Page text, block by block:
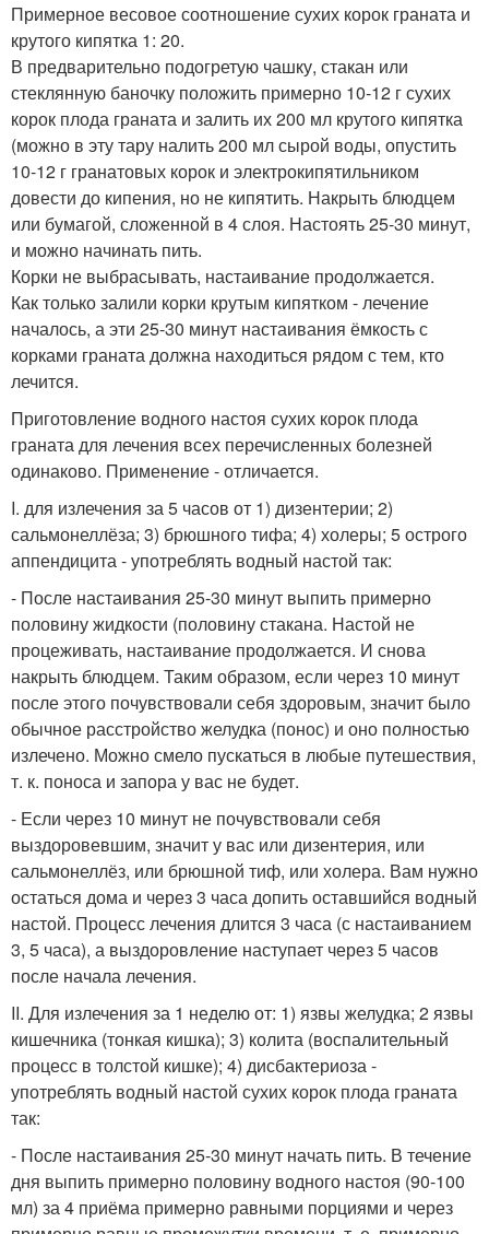
Примерное весовое соотношение сухих корок граната и
крутого кипятка 1: 20.
В предварительно подогретую чашку, стакан или
стеклянную баночку положить примерно 10-12 г сухих
корок плода граната и залить их 200 мл крутого кипятка
(можно в эту тару налить 200 мл сырой воды, опустить
10-12 г гранатовых корок и электрокипятильником
довести до кипения, но не кипятить. Накрыть блюдцем
или бумагой, сложенной в 4 слоя. Настоять 25-30 минут,
и можно начинать пить.
Корки не выбрасывать, настаивание продолжается.
Как только залили корки крутым кипятком - лечение
началось, а эти 25-30 минут настаивания ёмкость с
корками граната должна находиться рядом с тем, кто
лечится.
Приготовление водного настоя сухих корок плода
граната для лечения всех перечисленных болезней
одинаково. Применение - отличается.
I. для излечения за 5 часов от 1) дизентерии; 2)
сальмонеллёза; 3) брюшного тифа; 4) холеры; 5 острого
аппендицита - употреблять водный настой так:
- После настаивания 25-30 минут выпить примерно
половину жидкости (половину стакана. Настой не
процеживать, настаивание продолжается. И снова
накрыть блюдцем. Таким образом, если через 10 минут
после этого почувствовали себя здоровым, значит было
обычное расстройство желудка (понос) и оно полностью
излечено. Можно смело пускаться в любые путешествия,
т. к. поноса и запора у вас не будет.
- Если через 10 минут не почувствовали себя
выздоровевшим, значит у вас или дизентерия, или
сальмонеллёз, или брюшной тиф, или холера. Вам нужно
остаться дома и через 3 часа допить оставшийся водный
настой. Процесс лечения длится 3 часа (с настаиванием
3, 5 часа), а выздоровление наступает через 5 часов
после начала лечения.
II. Для излечения за 1 неделю от: 1) язвы желудка; 2 язвы
кишечника (тонкая кишка); 3) колита (воспалительный
процесс в толстой кишке); 4) дисбактериоза -
употреблять водный настой сухих корок плода граната
так:
- После настаивания 25-30 минут начать пить. В течение
дня выпить примерно половину водного настоя (90-100
мл) за 4 приёма примерно равными порциями и через